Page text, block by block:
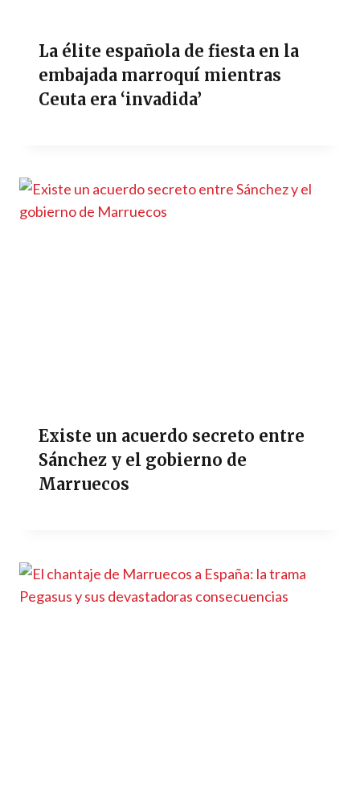
La élite española de fiesta en la
embajada marroquí mientras
Ceuta era ‘invadida’
Existe un acuerdo secreto entre
Sánchez y el gobierno de
Marruecos